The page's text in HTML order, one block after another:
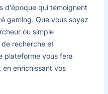
d’époque qui témoignent
gaming. Que vous soyez
ou simple
recherche et
plateforme vous fera
enrichissant vos